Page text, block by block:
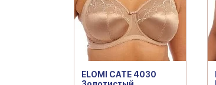
ELOMI CATE 4030